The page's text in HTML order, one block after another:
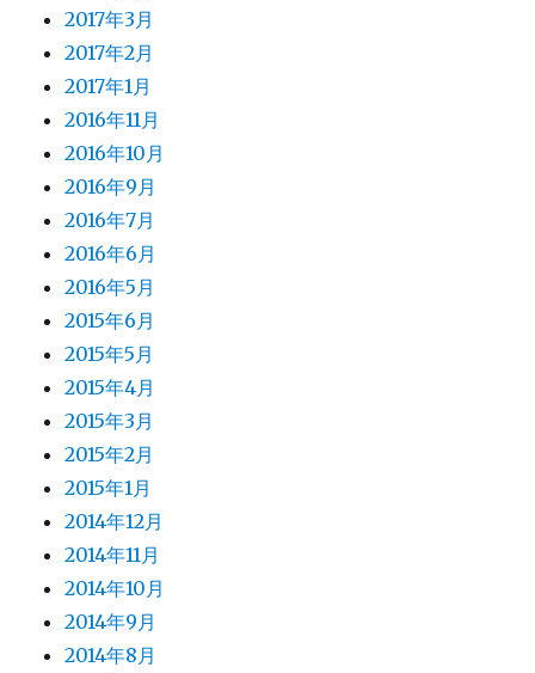
2017年3月
2017年2月
2017年1月
2016年11月
2016年10月
2016年9月
2016年7月
2016年6月
2016年5月
2015年6月
2015年5月
2015年4月
2015年3月
2015年2月
2015年1月
2014年12月
2014年11月
2014年10月
2014年9月
2014年8月